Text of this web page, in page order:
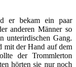
er bekam ein paar
anderen Männer so
unterirdischen Gang.
mit der Hand auf dem
der Trommlerton
hörten sie nur noch